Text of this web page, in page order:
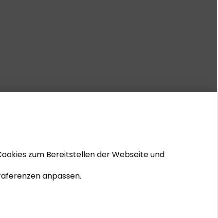
zum Bereitstellen der Webseite und
anpassen.